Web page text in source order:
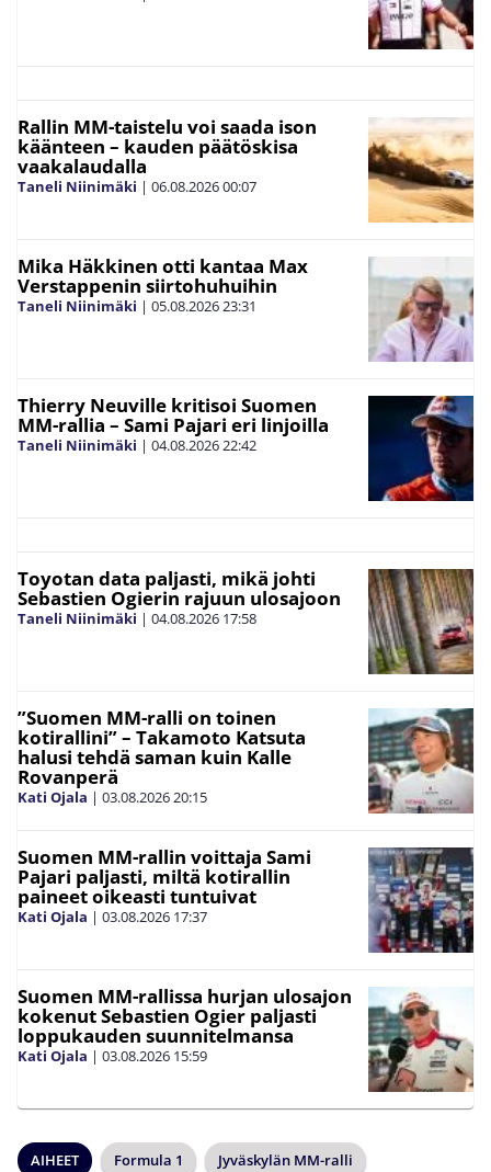
Rallin MM-taistelu voi saada ison
käänteen – kauden päätöskisa
vaakalaudalla
Taneli Niinimäki | 06.08.202600:07
Mika Häkkinen otti kantaa Max
Verstappenin siirtohuhuihin
Taneli Niinimäki | 05.08.202623:31
Thierry Neuville kritisoi Suomen
MM-rallia – Sami Pajari eri linjoilla
Taneli Niinimäki | 04.08.202622:42
Toyotan data paljasti, mikä johti
Sebastien Ogierin rajuun ulosajoon
Taneli Niinimäki | 04.08.2026 17:58
”Suomen MM-ralli on toinen
kotirallini” – Takamoto Katsuta
halusi tehdä saman kuin Kalle
Rovanperä
Kati Ojala | 03.08.202620:15
Suomen MM-rallin voittaja Sami
Pajari paljasti, miltä kotirallin
paineet oikeasti tuntuivat
Kati Ojala | 03.08.2026 17:37
Suomen MM-rallissa hurjan ulosajon
kokenut Sebastien Ogier paljasti
loppukauden suunnitelmansa
Kati Ojala | 03.08.2026 15:59
AIHEET Formula 1 Jyväskylän MM-ralli